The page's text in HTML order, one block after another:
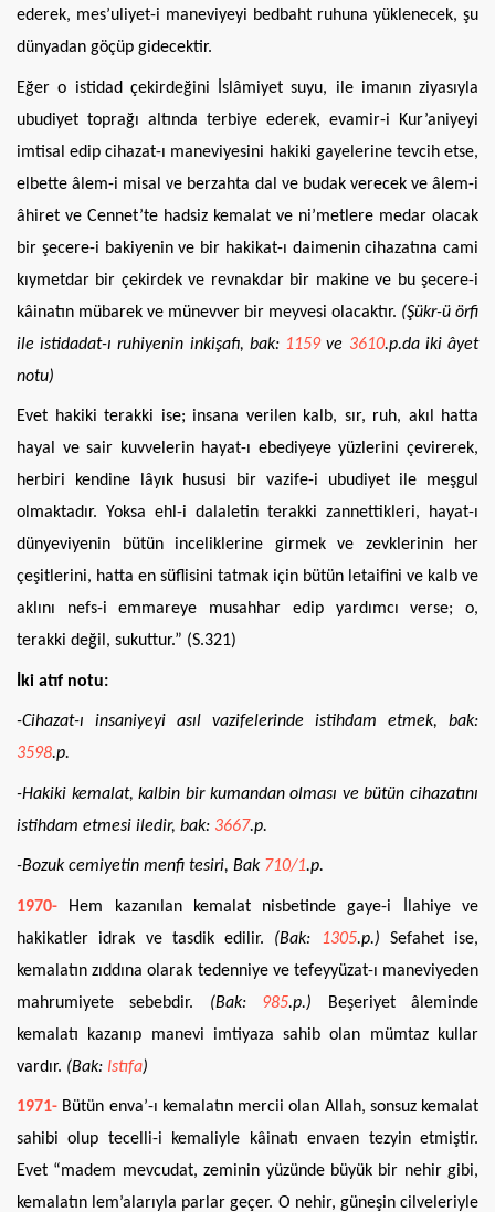
ederek, mes’uliyet-i maneviyeyi bedbaht ruhuna yüklenecek, şu
dünyadan göçüp gidecektir.
Eğer o istidad çekirdeğini İslâmiyet suyu, ile imanın ziyasıyla
ubudiyet toprağı altında terbiye ederek, evamir-i Kur’aniyeyi
imtisal edip cihazat-ı maneviyesini hakiki gayelerine tevcih etse,
elbette âlem-i misal ve berzahta dal ve budak verecek ve âlem-i
âhiret ve Cennet’te hadsiz kemalat ve ni’metlere medar olacak
bir şecere-i bakiyenin ve bir hakikat-ı daimenin cihazatına cami
kıymetdar bir çekirdek ve revnakdar bir makine ve bu şecere-i
kâinatın mübarek ve münevver bir meyvesi olacaktır. (Şükr-ü örfi
ile istidadat-ı ruhiyenin inkişafı, bak: 1159ve 3610.p.da iki âyet
notu)
Evet hakiki terakki ise; insana verilen kalb, sır, ruh, akıl hatta
hayal ve sair kuvvelerin hayat-ı ebediyeye yüzlerini çevirerek,
herbiri kendine lâyık hususi bir vazife-i ubudiyet ile meşgul
olmaktadır. Yoksa ehl-i dalaletin terakki zannettikleri, hayat-ı
dünyeviyenin bütün inceliklerine girmek ve zevklerinin her
çeşitlerini, hatta en süflisini tatmak için bütün letaifini ve kalb ve
aklını nefs-i emmareye musahhar edip yardımcı verse; o,
terakki değil, sukuttur.” (S.321)
İki atıf notu:
-Cihazat-ı insaniyeyi asıl vazifelerinde istihdam etmek, bak:
3598.p.
-Hakiki kemalat, kalbin bir kumandan olması ve bütün cihazatını
istihdam etmesi iledir, bak: 3667.p.
-Bozuk cemiyetin menfi tesiri, Bak 710/1.p.
1970-
Hem kazanılan kemalat nisbetinde gaye-i İlahiye ve
hakikatler idrak ve tasdik edilir. (Bak: 1305.p.) Sefahet ise,
kemalatın zıddına olarak tedenniye ve tefeyyüzat-ı maneviyeden
mahrumiyete sebebdir. (Bak: 985.p.) Beşeriyet âleminde
kemalatı kazanıp manevi imtiyaza sahib olan mümtaz kullar
vardır. (Bak: Istıfa)
1971- Bütün enva’-ı kemalatın mercii olan Allah, sonsuz kemalat
sahibi olup tecelli-i kemaliyle kâinatı envaen tezyin etmiştir.
Evet “madem mevcudat, zeminin yüzünde büyük bir nehir gibi,
kemalatın lem’alarıyla parlar geçer. O nehir, güneşin cilveleriyle